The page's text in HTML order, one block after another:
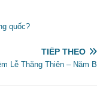
quốc?
TIẾP THEO
Lễ Thăng Thiên – Năm B